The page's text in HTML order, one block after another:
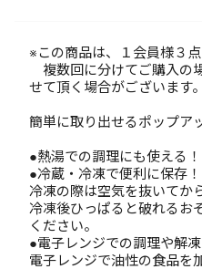
※この商品は、１会員様３
複数回に分けてご購入の
せて頂く場合がございます
簡単に取り出せるポップア
●熱湯での調理にも使える！
●冷蔵・冷凍で便利に保存！
冷凍の際は空気を抜いてか
冷凍後ひっぱると破れるお
ください。
●電子レンジでの調理や解凍
電子レンジで油性の食品を